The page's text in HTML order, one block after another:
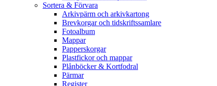
Sortera & Förvara
Arkivpärm och arkivkartong
Brevkorgar och tidskriftssamlare
Fotoalbum
Mappar
Papperskorgar
Plastfickor och mappar
Plånböcker & Kortfodral
Pärmar
Register